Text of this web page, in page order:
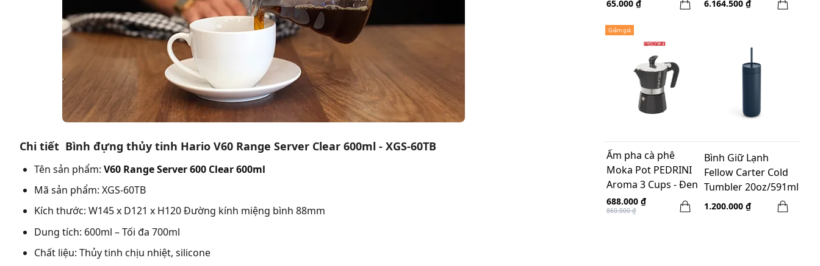
Chi tiết Bình đựng thủy tinh Hario V60 Range Server Clear 600ml - XGS-60TB
Tên sản phẩm: V60 Range Server 600 Clear 600ml
Mã sản phẩm: XGS-60TB
Kích thước: W145 x D121 x H120 Đường kính miệng bình 88mm
Dung tích: 600ml – Tối đa 700ml
Chất liệu: Thủy tinh chịu nhiệt, silicone
65.000 ₫ 6.164.500 ₫
Giảm giá
Ấm pha cà phê
Moka Pot PEDRINI
Aroma 3 Cups - Đen
688.000 ₫
860.000 ₫
Bình Giữ Lạnh
Fellow Carter Cold
Tumbler 20oz/591ml
- Matte Blue Stone
1.200.000 ₫